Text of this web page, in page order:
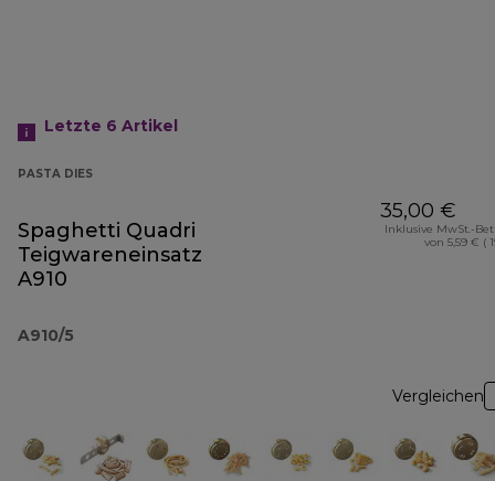
Letzte 6 Artikel
PASTA DIES
Spaghetti Quadri
Teigwareneinsatz
A910
A910/5
35,00 €
Inklusive MwSt.-
von 5,59 € (
Vergleichen